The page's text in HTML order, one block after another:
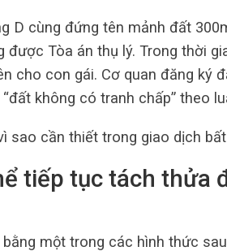
D cùng đứng tên mảnh đất
Tòa án thụ lý. Trong thời
cho con gái. Cơ quan đăng ký
không có tranh chấp” theo
sao cần thiết trong giao dịch
tiếp tục tách thửa
một trong các hình thức